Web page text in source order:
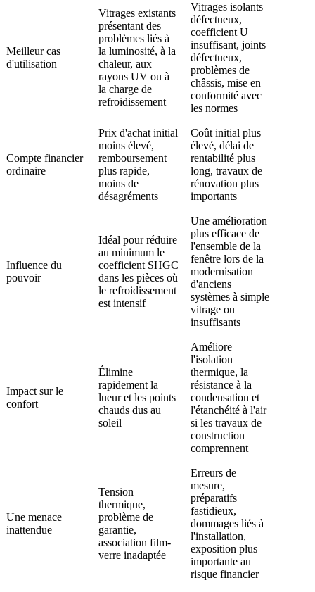
Meilleur cas
d'utilisation
Vitrages existants
présentant des
problèmes liés à
la luminosité, à la
chaleur, aux
rayons UV ou à
la charge de
refroidissement
Vitrages isolants
défectueux,
coefficient U
insuffisant, joints
défectueux,
problèmes de
châssis, mise en
conformité avec
les normes
Compte financier
ordinaire
Prix d'achat initial
moins élevé,
remboursement
plus rapide,
moins de
désagréments
Coût initial plus
élevé, délai de
rentabilité plus
long, travaux de
rénovation plus
importants
Influence du
pouvoir
Idéal pour réduire
au minimum le
coefficient SHGC
dans les pièces où
le refroidissement
est intensif
Une amélioration
plus efficace de
l'ensemble de la
fenêtre lors de la
modernisation
d'anciens
systèmes à simple
vitrage ou
insuffisants
Impact sur le
confort
Élimine
rapidement la
lueur et les points
chauds dus au
soleil
Améliore
l'isolation
thermique, la
résistance à la
condensation et
l'étanchéité à l'air
si les travaux de
construction
comprennent
Une menace
inattendue
Tension
thermique,
problème de
garantie,
association film-
verre inadaptée
Erreurs de
mesure,
préparatifs
fastidieux,
dommages liés à
l'installation,
exposition plus
importante au
risque financier